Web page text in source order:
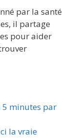
par la santé
il partage
pour aider
5 minutes par
la vraie